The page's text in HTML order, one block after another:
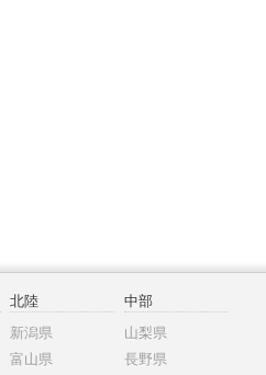
北陸
新潟県
富山県
中部
山梨県
長野県